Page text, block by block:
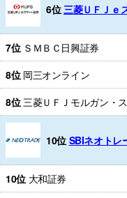
6位三菱ＵＦＪｅ
7位 ＳＭＢＣ日興証券
8位 岡三オンライン
8位三菱ＵＦＪモルガン・
10位 SBIネオトレ
10位 大和証券